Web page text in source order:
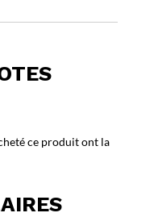
ce produit ont la